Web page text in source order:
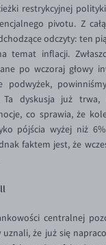
restrykcyjnej
pivotu. Z
odczyty: ten
temat inflacji.
po wczoraj głowy
podwyżek,
Ta dyskusja już
co sprawia, że
pójścia wyżej niż
faktem jest, że
centralnej
uznali, że już się